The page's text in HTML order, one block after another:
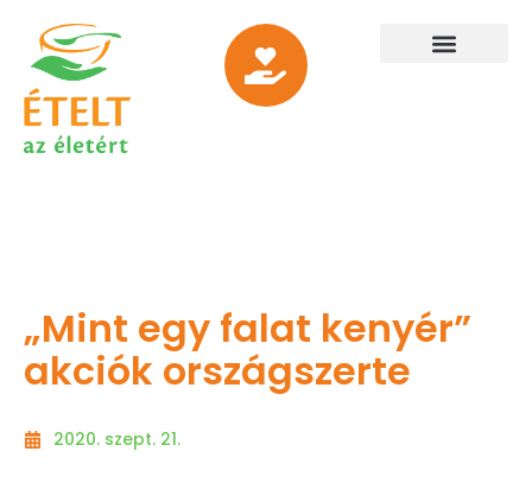
„Mint egy falat kenyér”
akciók országszerte
2020. szept. 21.